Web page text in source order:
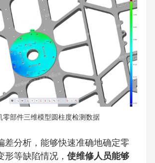
零部件三维模型圆柱度检测数据
差分析，能够快速准确地确定零
形等缺陷情况，使维修人员能够